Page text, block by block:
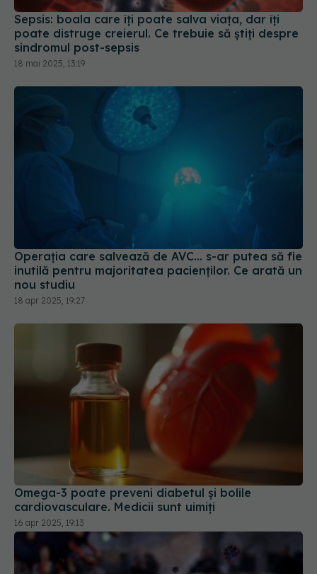
18 mai 2025, 13:19
Operația care salvează de AVC... s-ar putea să fie
inutilă pentru majoritatea pacienților. Ce arată un
Omega-3 poate preveni diabetul și bolile
cardiovasculare. Medicii sunt uimiți
16 apr 2025, 19:13